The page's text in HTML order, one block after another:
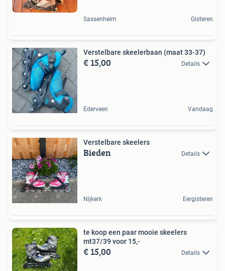
Sassenheim Gisteren
Verstelbare skeelerbaan (maat 33-37)
€ 15,00 Details
Ederveen Vandaag
Verstelbare skeelers
Bieden Details
Nijkerk Eergisteren
te koop een paar mooie skeelers
mt37/39 voor 15,-
€ 15,00 Details